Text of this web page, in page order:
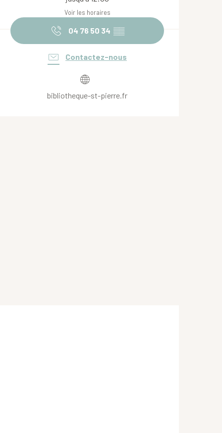
Voir les horaires
04 76 50 34 ▒▒
Contactez-nous
bibliotheque-st-pierre.fr